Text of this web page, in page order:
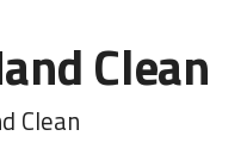
Clean
Clean